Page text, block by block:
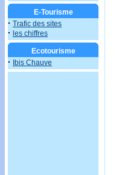
E-Tourisme
· Trafic des sites
· les chiffres
Ecotourisme
· Ibis Chauve